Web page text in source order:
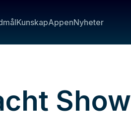
KunskapAppenNyheter
Show